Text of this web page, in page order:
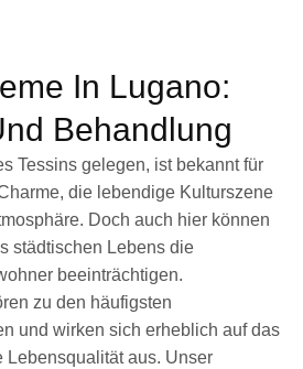
In Lugano:
Behandlung
Tessins gelegen, ist bekannt für
die lebendige Kulturszene
Doch auch hier können
städtischen Lebens die
beeinträchtigen.
zu den häufigsten
und wirken sich erheblich auf das
Lebensqualität aus. Unser